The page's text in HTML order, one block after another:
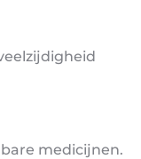
medicijnen.